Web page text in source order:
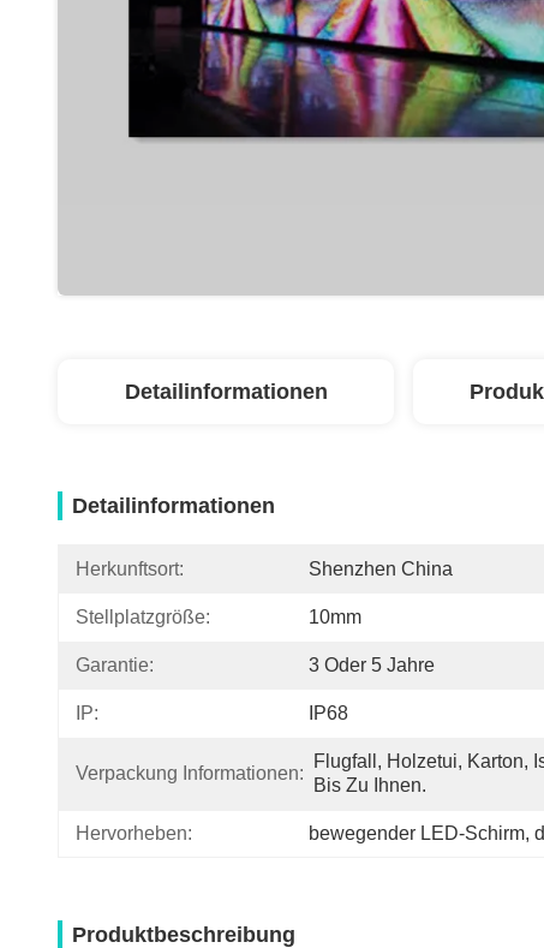
Detailinformationen
Detailinformationen
Herkunftsort: Shenzhen China
Stellplatzgröße: 10mm
Garantie: 3 Oder 5 Jahre
IP: IP68
Verpackung Informationen:
Flugfall, Holzetui, Karton,
Bis Zu Ihnen.
Hervorheben: bewegender LED-Schirm,
Produktbeschreibung